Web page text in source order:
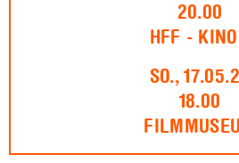
20.00
HFF -
SO.,
18.00